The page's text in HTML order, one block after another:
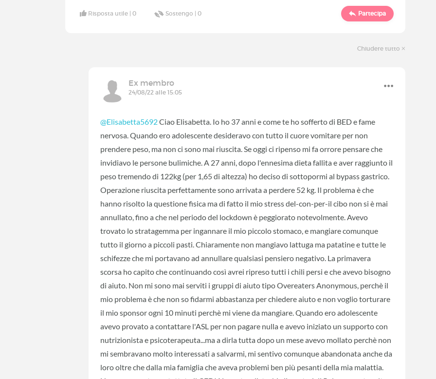
Risposta utile |0 Sostengo |0 Partecipa
Chiudere tutto
Ex membro
24/08/22 alle 15:05
@Elisabetta5692Ciao Elisabetta. Io ho 37 anni e come te ho sofferto di BED e fame
nervosa. Quando ero adolescente desideravo con tutto il cuore vomitare per non
prendere peso, ma non ci sono mai riuscita. Se oggi ci ripenso mi fa orrore pensare che
invidiavo le persone bulimiche. A 27 anni, dopo l'ennesima dieta fallita e aver raggiunto il
peso tremendo di 122kg (per 1,65 di altezza) ho deciso di sottopormi al bypass gastrico.
Operazione riuscita perfettamente sono arrivata a perdere 52 kg. Il problema è che
hanno risolto la questione fisica ma di fatto il mio stress del-con-per-il cibo non si è mai
annullato, fino a che nel periodo del lockdown è peggiorato notevolmente. Avevo
trovato lo stratagemma per ingannare il mio piccolo stomaco, e mangiare comunque
tutto il giorno a piccoli pasti. Chiaramente non mangiavo lattuga ma patatine e tutte le
schifezze che mi portavano ad annullare qualsiasi pensiero negativo. La primavera
scorsa ho capito che continuando così avrei ripreso tutti i chili persi e che avevo bisogno
di aiuto. Non mi sono mai serviti i gruppi di aiuto tipo Overeaters Anonymous, perchè il
mio problema è che non so fidarmi abbastanza per chiedere aiuto e non voglio torturare
il mio sponsor ogni 10 minuti perchè mi viene da mangiare. Quando ero adolescente
avevo provato a contattare l'ASL per non pagare nulla e avevo iniziato un supporto con
nutrizionista e psicoterapeuta...ma a dirla tutta dopo un mese avevo mollato perchè non
mi sembravano molto interessati a salvarmi, mi sentivo comunque abandonata anche da
loro oltre che dalla mia famiglia che aveva problemi ben più pesanti della mia malattia.